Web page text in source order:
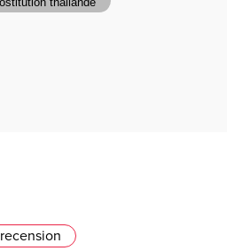
recension